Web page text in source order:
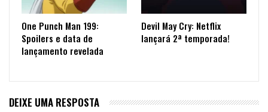
One Punch Man 199:
Spoilers e data de
lançamento revelada
Devil May Cry: Netflix
lançará 2ª temporada!
DEIXE UMA RESPOSTA